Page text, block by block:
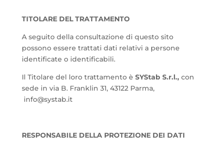
TITOLARE DEL TRATTAMENTO
A seguito della consultazione di questo sito
possono essere trattati dati relativi a persone
identificate o identificabili.
Il Titolare del loro trattamento è SYStab S.r.l., con
sede in via B. Franklin 31, 43122 Parma,
info@systab.it
RESPONSABILE DELLA PROTEZIONE DEI DATI